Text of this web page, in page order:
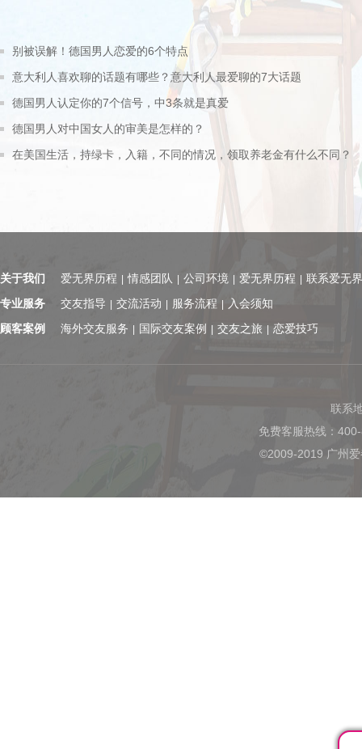
别被误解！德国男人恋爱的6个特点
意大利人喜欢聊的话题有哪些？意大利人最爱聊的7大话题
德国男人认定你的7个信号，中3条就是真爱
德国男人对中国女人的审美是怎样的？
在美国生活，持绿卡，入籍，不同的情况，领取养老金有什么不同？
关于我们 爱无界历程 情感团队 公司环境 爱无界历程
联系爱无界
专业服务
交友指导 交流活动 服务流程
入会须知
顾客案例
海外交友服务 国际交友案例 交友之旅 恋爱技巧
联系
免费客服热线：400-
©2009-2019 广州